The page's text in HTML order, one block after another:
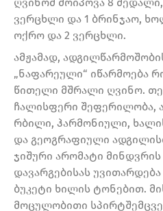
ვერცხლი და 1 ბრინჯაო,
ოქრო და 2 ვერცხლი.
ამჟამად,
„ნაფარეული“ იწარმოება
წითელი მშრალი ღვინო.
ჩალისფერი შეფერილობა,
რბილი, ჰარმონიული,
და გეოგრაფიული
ჯიშური არომატი
დავარგებისას
ბუკეტი ხილის ტონებით.
მოცულობითი